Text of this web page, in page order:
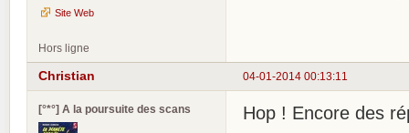
Site Web
Hors ligne
04-01-2014 00:13:11
Christian
[°*°] A la poursuite des scans Hop ! Encore des